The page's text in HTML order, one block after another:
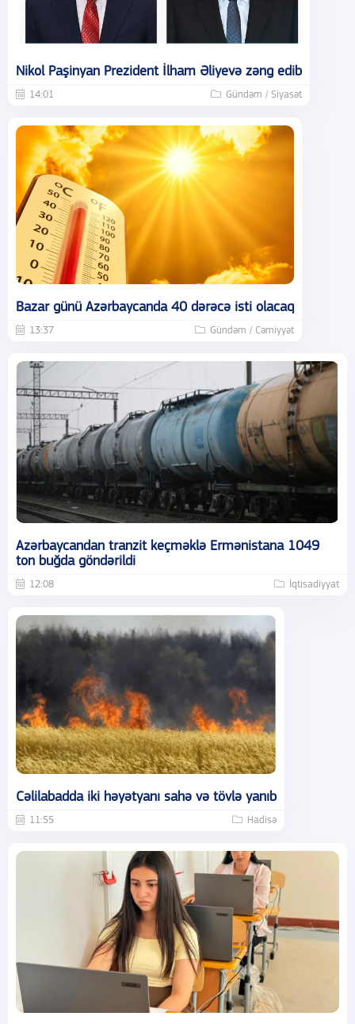
Nikol Paşinyan Prezident İlham Əliyevə zəng edib
14:01 Gündəm / Siyasət
Bazar günü Azərbaycanda 40 dərəcə isti olacaq
13:37 Gündəm / Cəmiyyət
Azərbaycandan tranzit keçməklə Ermənistana 1049
ton buğda göndərildi
12:08 İqtisadiyyat
Cəlilabadda iki həyətyanı sahə və tövlə yanıb
11:55 Hadisə